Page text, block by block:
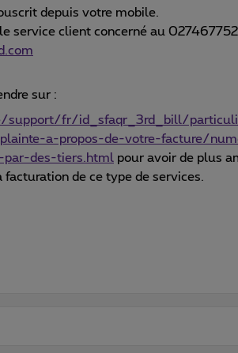
depuis votre mobile.
service client concerné au
sur :
support/fr/id_sfaqr_3rd_bill/
a-propos-de-votre-facture/
des-tiers.html pour avoir de plus
de ce type de services.